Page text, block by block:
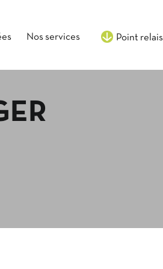
Nos services Point relais